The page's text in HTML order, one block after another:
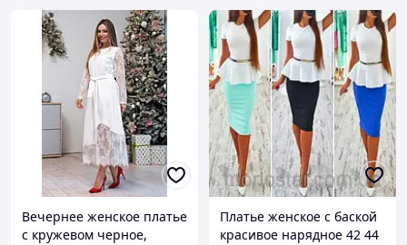
Вечернее женское платье
с кружевом черное,
Платье женское с баской
красивое нарядное 42 44